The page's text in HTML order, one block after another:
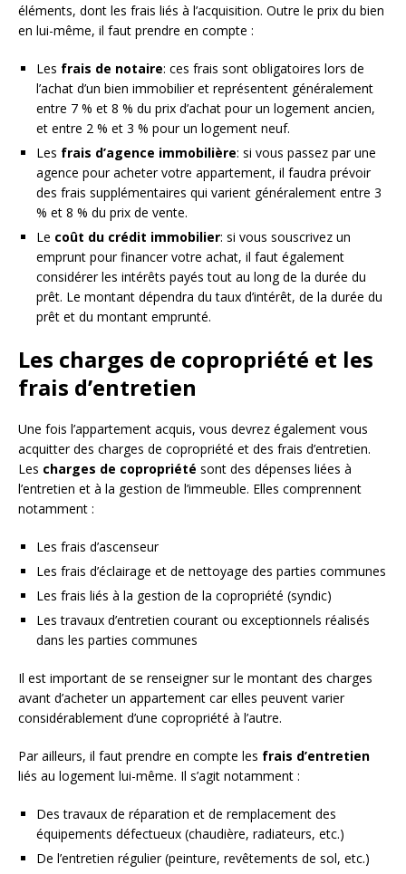
éléments, dont les frais liés à l’acquisition. Outre le prix du bien
en lui-même, il faut prendre en compte :
Les frais de notaire: ces frais sont obligatoires lors de
l’achat d’un bien immobilier et représentent généralement
entre 7 % et 8 % du prix d’achat pour un logement ancien,
et entre 2 % et 3 % pour un logement neuf.
Les frais d’agence immobilière: si vous passez par une
agence pour acheter votre appartement, il faudra prévoir
des frais supplémentaires qui varient généralement entre 3
% et 8 % du prix de vente.
Le coût du crédit immobilier: si vous souscrivez un
emprunt pour financer votre achat, il faut également
considérer les intérêts payés tout au long de la durée du
prêt. Le montant dépendra du taux d’intérêt, de la durée du
prêt et du montant emprunté.
Les charges de copropriété et les
frais d’entretien
Une fois l’appartement acquis, vous devrez également vous
acquitter des charges de copropriété et des frais d’entretien.
Les charges de copropriété sont des dépenses liées à
l’entretien et à la gestion de l’immeuble. Elles comprennent
notamment :
Les frais d’ascenseur
Les frais d’éclairage et de nettoyage des parties communes
Les frais liés à la gestion de la copropriété (syndic)
Les travaux d’entretien courant ou exceptionnels réalisés
dans les parties communes
Il est important de se renseigner sur le montant des charges
avant d’acheter un appartement car elles peuvent varier
considérablement d’une copropriété à l’autre.
Par ailleurs, il faut prendre en compte les frais d’entretien
liés au logement lui-même. Il s’agit notamment :
Des travaux de réparation et de remplacement des
équipements défectueux (chaudière, radiateurs, etc.)
De l’entretien régulier (peinture, revêtements de sol, etc.)